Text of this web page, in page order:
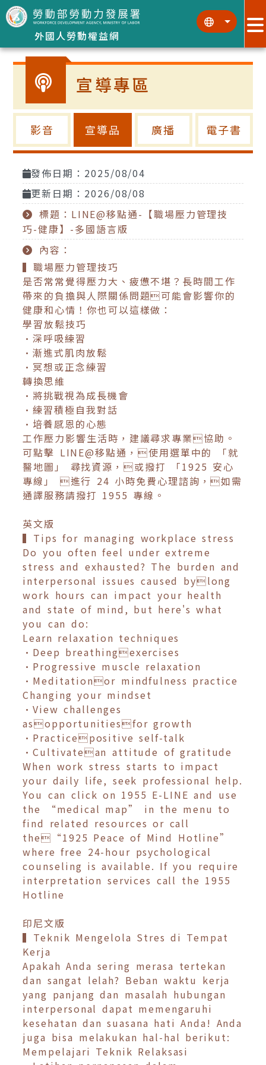
跳到主要內容區塊
外國人勞動權益網
::: :::
宣導專區
影音 宣導品 廣播 電子書
發佈日期：2025/08/04
更新日期：2026/08/08
標題：LINE@移點通-【職場壓力管理技
巧-健康】-多國語言版
內容：
▍職場壓力管理技巧
是否常常覺得壓力大、疲憊不堪？長時間工作
帶來的負擔與人際關係問題可能會影響你的
健康和心情！你也可以這樣做：
學習放鬆技巧
•深呼吸練習
•漸進式肌肉放鬆
•冥想或正念練習
轉換思維
•將挑戰視為成長機會
•練習積極自我對話
•培養感恩的心態
工作壓力影響生活時，建議尋求專業協助。
可點擊 LINE@移點通，使用選單中的 「就
醫地圖」 尋找資源，或撥打 「1925 安心
專線」 進行 24 小時免費心理諮詢，如需
通譯服務請撥打 1955 專線。
英文版
▍Tips for managing workplace stress
Do you often feel under extreme
stress and exhausted? The burden and
interpersonal issues caused bylong
work hours can impact your health
and state of mind, but here's what
you can do:
Learn relaxation techniques
•Deep breathingexercises
•Progressive muscle relaxation
•Meditationor mindfulness practice
Changing your mindset
•View challenges
asopportunitiesfor growth
•Practicepositive self-talk
•Cultivatean attitude of gratitude
When work stress starts to impact
your daily life, seek professional help.
You can click on 1955 E-LINE and use
the “medical map” in the menu to
find related resources or call
the“1925 Peace of Mind Hotline”
where free 24-hour psychological
counseling is available. If you require
interpretation services call the 1955
Hotline
印尼文版
▍Teknik Mengelola Stres di Tempat
Kerja
Apakah Anda sering merasa tertekan
dan sangat lelah? Beban waktu kerja
yang panjang dan masalah hubungan
interpersonal dapat memengaruhi
kesehatan dan suasana hati Anda! Anda
juga bisa melakukan hal-hal berikut:
Mempelajari Teknik Relaksasi